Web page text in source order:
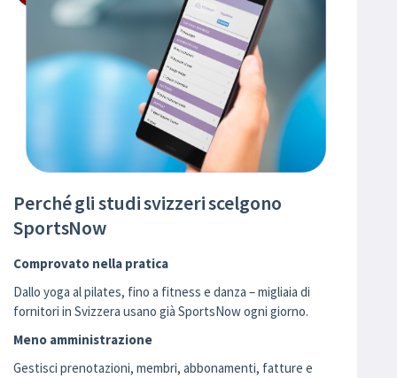
Perché gli studi svizzeri scelgono
SportsNow
Comprovato nella pratica
Dallo yoga al pilates, fino a fitness e danza – migliaia di
fornitori in Svizzera usano già SportsNow ogni giorno.
Meno amministrazione
Gestisci prenotazioni, membri, abbonamenti, fatture e